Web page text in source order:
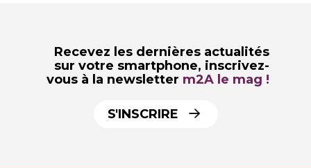
Recevez les dernières actualités
sur votre smartphone, inscrivez-
vous à la newsletter m2A le mag !
S'INSCRIRE